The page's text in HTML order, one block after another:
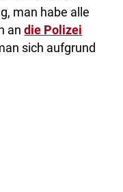
man habe alle
andie Polizei
sich aufgrund